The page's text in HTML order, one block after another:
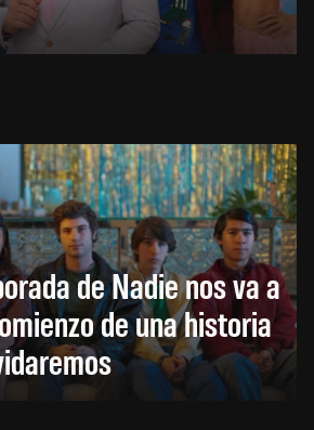
de Nadie nos va a
de una historia